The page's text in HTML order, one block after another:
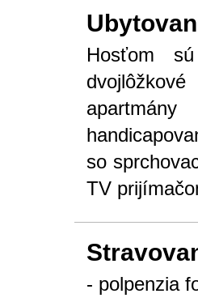
Hosťom
so
TV
- polpenzia